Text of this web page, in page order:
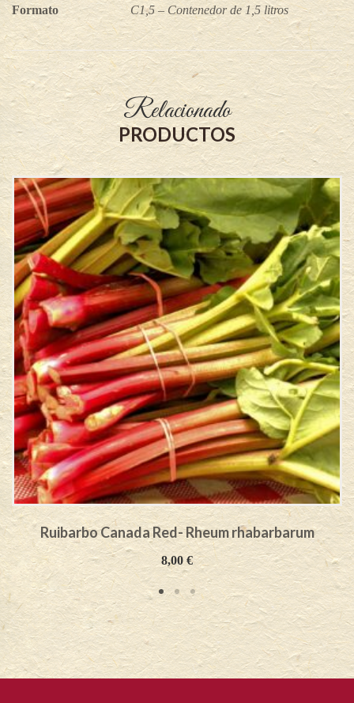
Formato C1,5 – Contenedor de 1,5 litros
Relacionado
PRODUCTOS
Ruibarbo Canada Red- Rheum rhabarbarum
8,00 €